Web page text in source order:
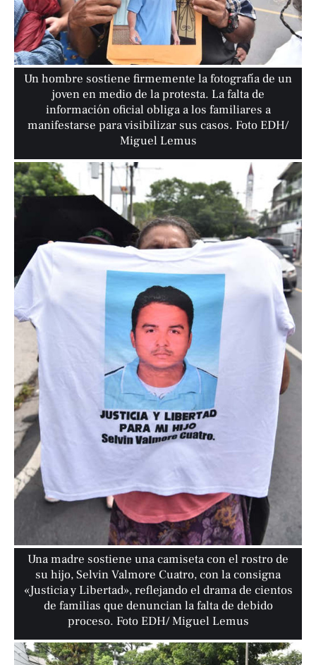
Un hombre sostiene firmemente la fotografía de un
joven en medio de la protesta. La falta de
información oficial obliga a los familiares a
manifestarse para visibilizar sus casos. Foto EDH/
Miguel Lemus
Una madre sostiene una camiseta con el rostro de
su hijo, Selvin Valmore Cuatro, con la consigna
«Justicia y Libertad», reflejando el drama de cientos
de familias que denuncian la falta de debido
proceso. Foto EDH/ Miguel Lemus